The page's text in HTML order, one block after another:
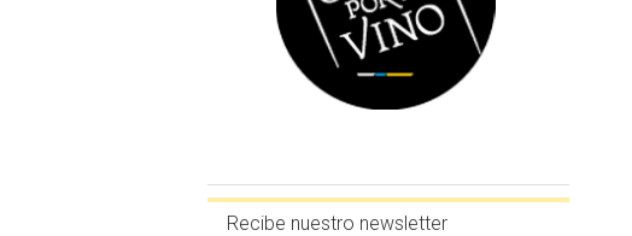
Recibe nuestro newsletter